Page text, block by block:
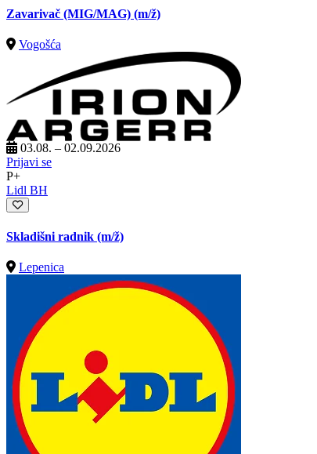
Zavarivač (MIG/MAG) (m/ž)
Vogošća
03.08. – 02.09.2026
Prijavi se
P+
Lidl BH
Skladišni radnik (m/ž)
Lepenica